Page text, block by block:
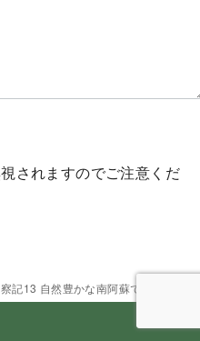
されますのでご注意くだ
13 自然豊かな南阿蘇で薬草観察会に参加！